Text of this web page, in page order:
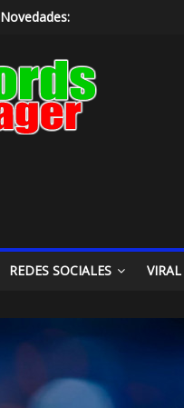
Novedades:
REDES SOCIALES VIRAL